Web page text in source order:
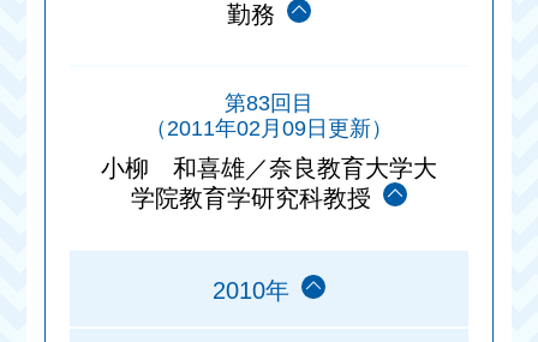
勤務
第83回目
（2011年02月09日更新）
小柳 和喜雄／奈良教育大学大
学院教育学研究科教授
2010年